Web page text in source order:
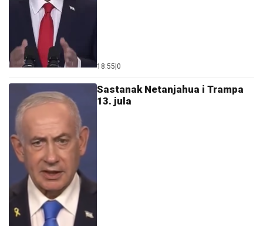
18:55 0
Sastanak Netanjahua i Trampa
13. jula